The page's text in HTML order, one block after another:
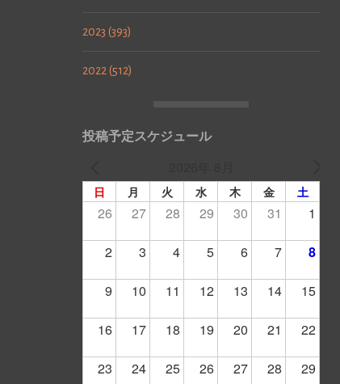
2023 (393)
2022 (512)
投稿予定スケジュール
日 月 火 水 木 金 土
26 27 28 29 30 31 1
2 3 4 5 6 7 8
9 10 11 12 13 14 15
16 17 18 19 20 21 22
23 24 25 26 27 28 29